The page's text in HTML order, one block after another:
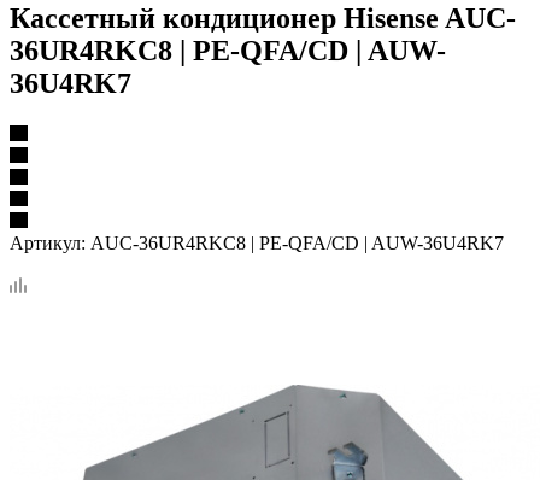
Кассетный кондиционер Hisense AUC-
36UR4RKC8 | PE-QFA/CD | AUW-
36U4RK7
Артикул: AUC-36UR4RKC8 | PE-QFA/CD | AUW-36U4RK7